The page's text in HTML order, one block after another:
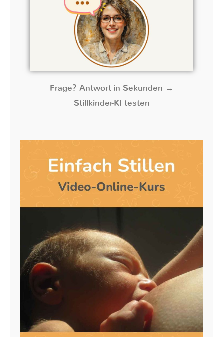
Frage? Antwort in Sekunden →
Stillkinder-KI testen